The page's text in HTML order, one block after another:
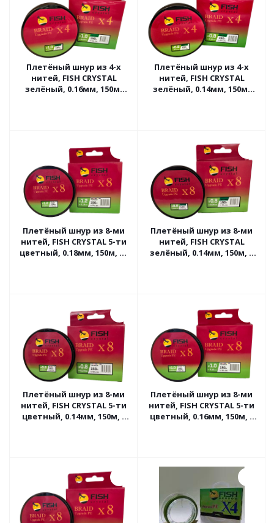
Плетёный шнур из 4-х
нитей, FISH CRYSTAL
зелёный, 0.16мм, 150м,
Плетёный шнур из 4-х
нитей, FISH CRYSTAL
зелёный, 0.14мм, 150м,
Плетёный шнур из 8-ми
нитей, FISH CRYSTAL 5-ти
цветный, 0.18мм, 150м, 11
Плетёный шнур из 8-ми
нитей, FISH CRYSTAL
зелёный, 0.14мм, 150м, 8
Плетёный шнур из 8-ми
нитей, FISH CRYSTAL 5-ти
цветный, 0.14мм, 150м, 8
Плетёный шнур из 8-ми
нитей, FISH CRYSTAL 5-ти
цветный, 0.16мм, 150м, 9